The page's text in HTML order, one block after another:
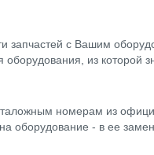
запчастей с Вашим
оборудования, из
номерам из
оборудование - в ее